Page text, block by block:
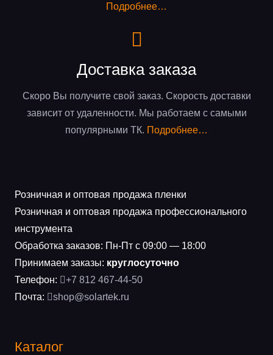
Подробнее…
Доставка заказа
Скоро Вы получите свой заказ. Скорость доставки
зависит от удаленности. Мы работаем с самыми
популярными ТК. Подробнее…
Розничная и оптовая продажа пленки
Розничная и оптовая продажа профессионального
инструмента
Обработка заказов: Пн-Пт с 09:00 — 18:00
Принимаем заказы: круглосуточно
Телефон:
+7 812 467-44-50
Почта:
shop@solartek.ru
Каталог